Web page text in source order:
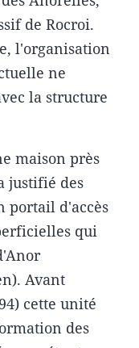
de Rocroi.
l'organisation
ne
la structure
maison près
justifié des
portail d'accès
qui
Avant
cette unité
des